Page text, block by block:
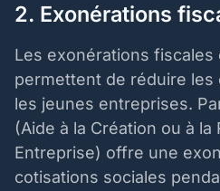
2. Exonérations
Les exonérations fiscales
permettent de réduire les
les jeunes entreprises.
(Aide à la Création ou à la
Entreprise) offre une
cotisations sociales